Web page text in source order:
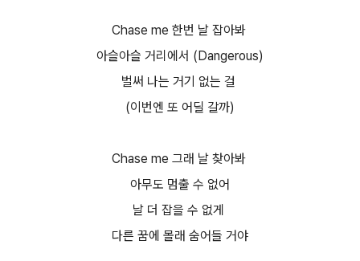
Chase me 한번 날 잡아봐
아슬아슬 거리에서 (Dangerous)
벌써 나는 거기 없는 걸
(이번엔 또 어딜 갈까)
Chase me 그래 날 찾아봐
아무도 멈출 수 없어
날 더 잡을 수 없게
다른 꿈에 몰래 숨어들 거야